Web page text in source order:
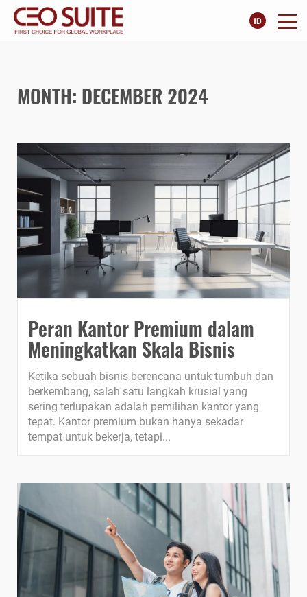
MONTH: DECEMBER 2024
Peran Kantor Premium dalam
Meningkatkan Skala Bisnis
Ketika sebuah bisnis berencana untuk tumbuh dan
berkembang, salah satu langkah krusial yang
sering terlupakan adalah pemilihan kantor yang
tepat. Kantor premium bukan hanya sekadar
tempat untuk bekerja, tetapi...